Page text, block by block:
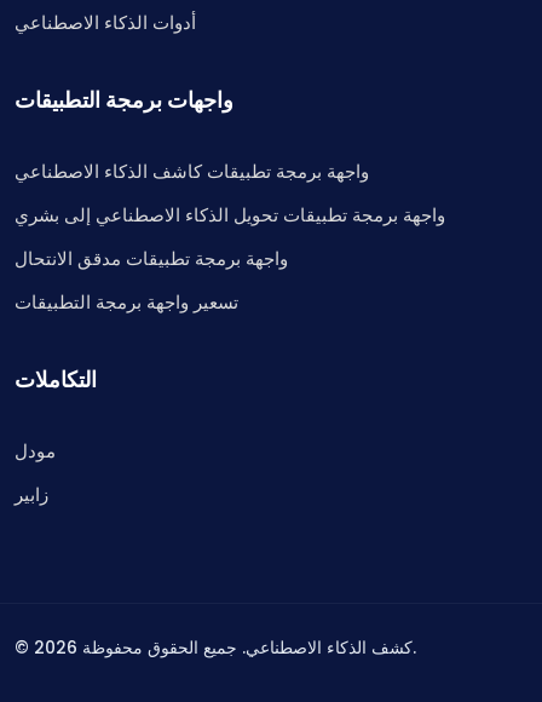
أدوات الذكاء الاصطناعي
واجهات برمجة التطبيقات
واجهة برمجة تطبيقات كاشف الذكاء الاصطناعي
واجهة برمجة تطبيقات تحويل الذكاء الاصطناعي إلى بشري
واجهة برمجة تطبيقات مدقق الانتحال
تسعير واجهة برمجة التطبيقات
التكاملات
مودل
زابير
© 2026 كشف الذكاء الاصطناعي. جميع الحقوق محفوظة.